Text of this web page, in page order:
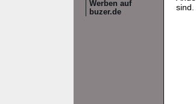
Werben auf
buzer.de
sind.